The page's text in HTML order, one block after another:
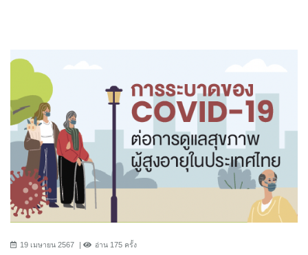
19 เมษายน 2567 อ่าน 175 ครั้ง